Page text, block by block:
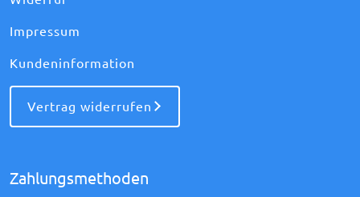
Impressum
Kundeninformation
Vertrag widerrufen
Zahlungsmethoden